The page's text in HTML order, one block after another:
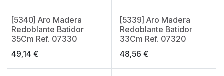
Made in Spain
[5340] Aro Madera
Redoblante Batidor
35Cm Ref. 07330
49,14 € Made in Spain
[5339] Aro Madera
Redoblante Batidor
33Cm Ref. 07320
48,56 €